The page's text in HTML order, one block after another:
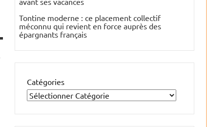
Tontine moderne : ce placement collectif
méconnu qui revient en force auprès des
épargnants français
Catégories